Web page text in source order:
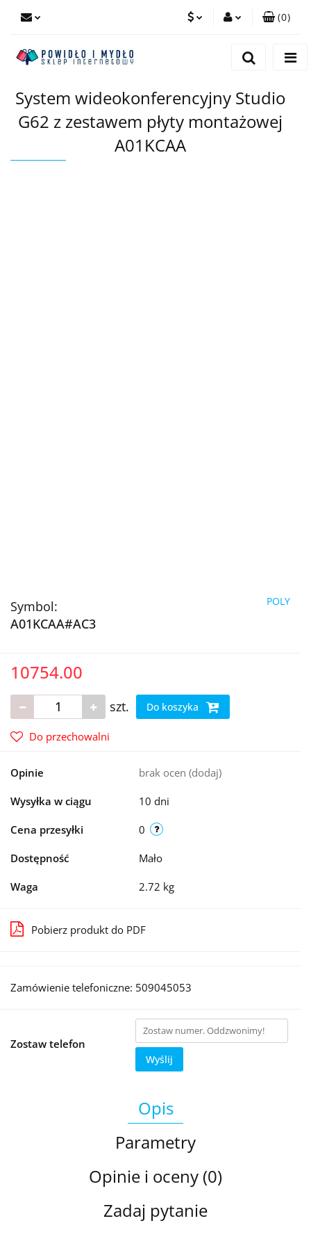
Dodaj zgłoszenie
(0)
System wideokonferencyjny Studio
G62 z zestawem płyty montażowej
A01KCAA
Symbol:
A01KCAA#AC3
POLY
10754.00
szt. Do koszyka
Do przechowalni
Opinie brak ocen (dodaj)
Wysyłka w ciągu 10 dni
Cena przesyłki 0
Dostępność Mało
Waga 2.72 kg
Pobierz produkt do PDF
Zamówienie telefoniczne: 509045053
Zostaw telefon
Wyślij
Opis
Parametry
Opinie i oceny (0)
Zadaj pytanie